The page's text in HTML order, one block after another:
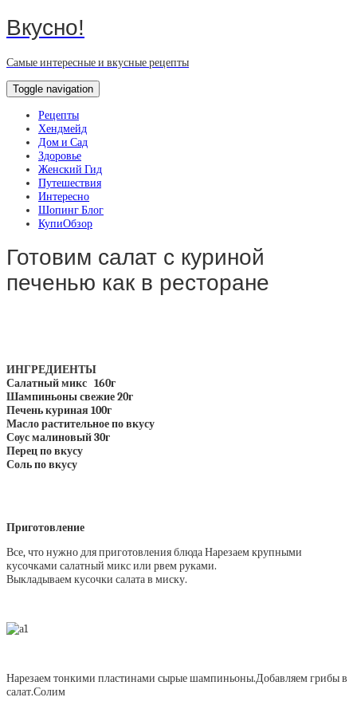
Вкусно!
Самые интересные и вкусные рецепты
Toggle navigation
Рецепты
Хендмейд
Дом и Сад
Здоровье
Женский Гид
Путешествия
Интересно
Шопинг Блог
КупиОбзор
Готовим салат с куриной
печенью как в ресторане
ИНГРЕДИЕНТЫ
Салатный микс 160г
Шампиньоны свежие 20г
Печень куриная 100г
Масло растительное по вкусу
Соус малиновый 30г
Перец по вкусу
Соль по вкусу
Приготовление
Все, что нужно для приготовления блюда Нарезаем крупными
кусочками салатный микс или рвем руками.
Выкладываем кусочки салата в миску.
Нарезаем тонкими пластинами сырые шампиньоны.Добавляем грибы в
салат.Солим